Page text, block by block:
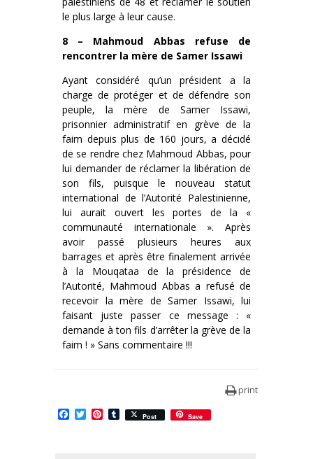
le plus large à leur cause.
8 – Mahmoud Abbas refuse de
rencontrer la mère de Samer Issawi
Ayant considéré qu’un président a la
charge de protéger et de défendre son
peuple, la mère de Samer Issawi,
prisonnier administratif en grève de la
faim depuis plus de 160 jours, a décidé
de se rendre chez Mahmoud Abbas, pour
lui demander de réclamer la libération de
son fils, puisque le nouveau statut
international de l’Autorité Palestinienne,
lui aurait ouvert les portes de la «
communauté internationale ». Après
avoir passé plusieurs heures aux
barrages et après être finalement arrivée
à la Mouqataa de la présidence de
l’Autorité, Mahmoud Abbas a refusé de
recevoir la mère de Samer Issawi, lui
faisant juste passer ce message : «
demande à ton fils d’arrêter la grève de la
faim ! » Sans commentaire !!!
print
Facebook
TwitterPinterest
Tumblr
Post Save